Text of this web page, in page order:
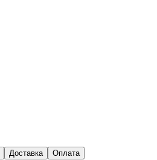
Доставка
Оплата